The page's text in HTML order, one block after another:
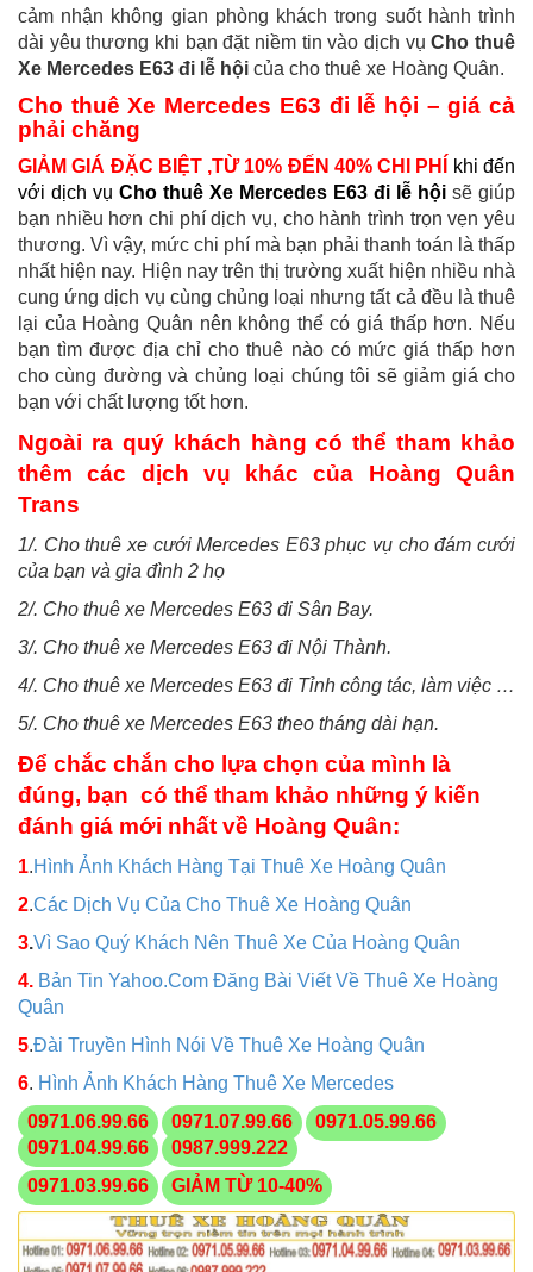
cảm nhận không gian phòng khách trong suốt hành trình
dài yêu thương khi bạn đặt niềm tin vào dịch vụCho thuê
Xe Mercedes E63 đi lễ hội của cho thuê xe Hoàng Quân.
Cho thuê Xe Mercedes E63 đi lễ hội – giá cả
phải chăng
GIẢM GIÁ ĐẶC BIỆT ,TỪ 10% ĐẾN 40% CHI PHÍ
khi đến
với dịch vụ Cho thuê Xe Mercedes E63 đi lễ hội sẽ giúp
bạn nhiều hơn chi phí dịch vụ, cho hành trình trọn vẹn yêu
thương. Vì vậy, mức chi phí mà bạn phải thanh toán là thấp
nhất hiện nay. Hiện nay trên thị trường xuất hiện nhiều nhà
cung ứng dịch vụ cùng chủng loại nhưng tất cả đều là thuê
lại của Hoàng Quân nên không thể có giá thấp hơn. Nếu
bạn tìm được địa chỉ cho thuê nào có mức giá thấp hơn
cho cùng đường và chủng loại chúng tôi sẽ giảm giá cho
bạn với chất lượng tốt hơn.
Ngoài ra quý khách hàng có thể tham khảo
thêm các dịch vụ khác của Hoàng Quân
Trans
1/. Cho thuê xe cưới Mercedes E63 phục vụ cho đám cưới
của bạn và gia đình 2 họ
2/. Cho thuê xe Mercedes E63 đi Sân Bay.
3/. Cho thuê xe Mercedes E63 đi Nội Thành.
4/. Cho thuê xe Mercedes E63 đi Tỉnh công tác, làm việc …
5/. Cho thuê xe Mercedes E63 theo tháng dài hạn.
Để chắc chắn cho lựa chọn của mình là
đúng, bạn có thể tham khảo những ý kiến
đánh giá mới nhất về Hoàng Quân:
1.Hình Ảnh Khách Hàng Tại Thuê Xe Hoàng Quân
2.Các Dịch Vụ Của Cho Thuê Xe Hoàng Quân
3.Vì Sao Quý Khách Nên Thuê Xe Của Hoàng Quân
4. Bản Tin Yahoo.Com Đăng Bài Viết Về Thuê Xe Hoàng
Quân
5.Đài Truyền Hình Nói Về Thuê Xe Hoàng Quân
6. Hình Ảnh Khách Hàng Thuê Xe Mercedes
0971.06.99.66
0971.07.99.66
0971.05.99.66
0971.04.99.66
0987.999.222
0971.03.99.66
GIẢM TỪ 10-40%